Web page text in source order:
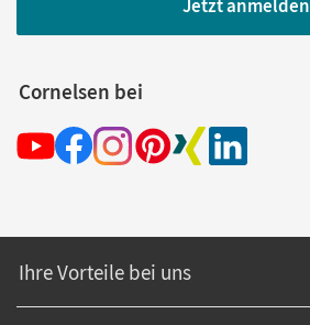
Jetzt anmelden
Cornelsen bei
Ihre Vorteile bei uns